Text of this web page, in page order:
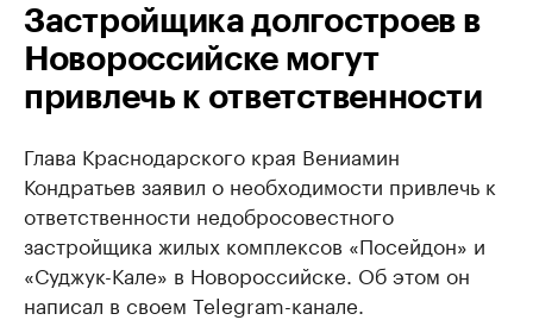
Застройщика долгостроев в
Новороссийске могут
привлечь к ответственности
Глава Краснодарского края Вениамин
Кондратьев заявил о необходимости привлечь к
ответственности недобросовестного
застройщика жилых комплексов «Посейдон» и
«Суджук-Кале» в Новороссийске. Об этом он
написал в своем Telegram-канале.